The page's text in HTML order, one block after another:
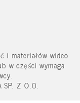
i materiałów wideo
w części wymaga
SP. Z O.O.